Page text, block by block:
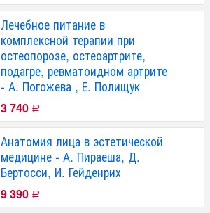
Лечебное питание в
комплексной терапии при
остеопорозе, остеоартрите,
подагре, ревматоидном артрите
- А. Погожева , Е. Полищук
3 740 Р
Анатомия лица в эстетической
медицине - А. Пираеша, Д.
Бертосси, И. Гейденрих
9 390 Р